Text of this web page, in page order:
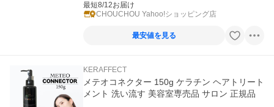
最短8/12お届け
CHOUCHOU Yahoo!ショッピング店
最安値を見る
KERAFFECT
メテオコネクター 150g ケラチン ヘアトリート
メント 洗い流す 美容室専売品 サロン 正規品